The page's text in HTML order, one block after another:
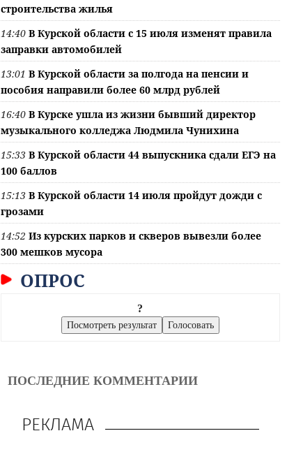
строительства жилья
14:40 В Курской области с 15 июля изменят правила
заправки автомобилей
13:01 В Курской области за полгода на пенсии и
пособия направили более 60 млрд рублей
16:40 В Курске ушла из жизни бывший директор
музыкального колледжа Людмила Чунихина
15:33 В Курской области 44 выпускника сдали ЕГЭ на
100 баллов
15:13 В Курской области 14 июля пройдут дожди с
грозами
14:52 Из курских парков и скверов вывезли более
300 мешков мусора
ОПРОС
?
ПОСЛЕДНИЕ КОММЕНТАРИИ
РЕКЛАМА